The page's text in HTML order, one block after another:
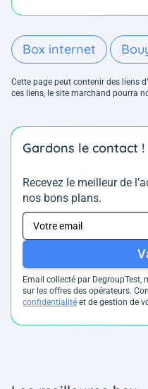
Box internet
Cette page peut contenir des liens
ces liens, le site marchand pourra
Gardons le contact !
Recevez le meilleur de
nos bons plans.
Email collecté par DegroupTest,
sur les offres des opérateurs.
confidentialité et de gestion de